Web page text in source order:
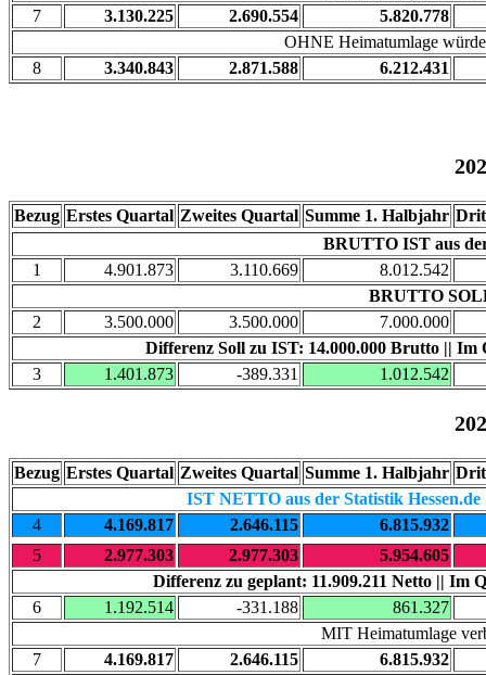
7
3.130.225 2.690.554
5.820.778
OHNE Heimatumlage
8
3.340.843 2.871.588 6.212.431
Bezug Erstes Quartal Zweites Quartal Summe 1. Halbjahr
BRUTTO IST aus
1
4.901.873 3.110.669
8.012.542
BRUTTO
2
3.500.000 3.500.000
7.000.000
Differenz Soll zu IST: 14.000.000 Brutto ||
3
1.401.873 -389.331 1.012.542
Bezug Erstes Quartal Zweites Quartal Summe 1. Halbjahr
IST NETTO aus der Statistik Hessen.de
4
4.169.817 2.646.115
6.815.932
5
2.977.303 2.977.303
5.954.605
Differenz zu geplant: 11.909.211 Netto || Im
6
1.192.514 -331.188
861.327
MIT Heimatumlage
7
4.169.817 2.646.115
6.815.932